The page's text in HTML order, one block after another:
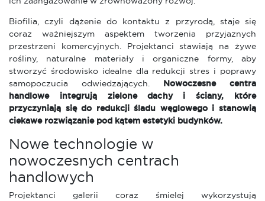
Biofilia, czyli dążenie do kontaktu z przyrodą, staje się
coraz ważniejszym aspektem tworzenia przyjaznych
przestrzeni komercyjnych. Projektanci stawiają na żywe
rośliny, naturalne materiały i organiczne formy, aby
stworzyć środowisko idealne dla redukcji stres i poprawy
samopoczucia odwiedzających. Nowoczesne centra
handlowe integrują zielone dachy i ściany, które
przyczyniają się do redukcji śladu węglowego i stanowią
ciekawe rozwiązanie pod kątem estetyki budynków.
Nowe technologie w
nowoczesnych centrach
handlowych
Projektanci galerii coraz śmielej wykorzystują